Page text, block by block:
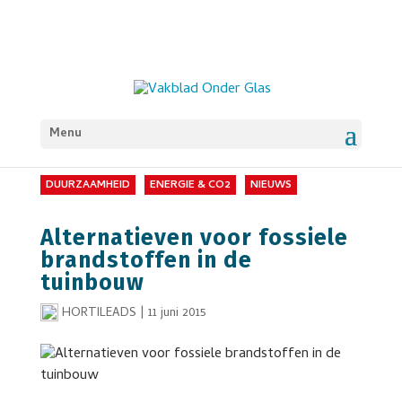
Menu
DUURZAAMHEID ENERGIE & CO2 NIEUWS
Alternatieven voor fossiele
brandstoffen in de
tuinbouw
HORTILEADS | 11 juni 2015